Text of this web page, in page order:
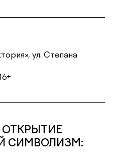
ул. Степана
ОТКРЫТИЕ
СИМВОЛИЗМ: